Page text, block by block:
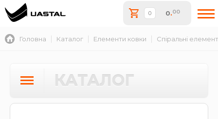
0.00
Головна Каталог Елементи ковки Спіральні
КАТАЛОГ